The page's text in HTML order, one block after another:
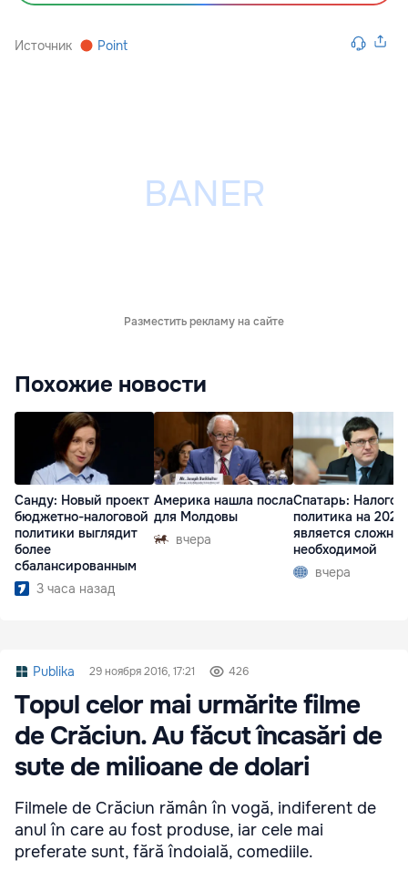
Источник Point
Разместить рекламу на сайте
Похожие новости
Санду: Новый проект
бюджетно-налоговой
политики выглядит
более
сбалансированным
3 часа назад
Америка нашла посла
для Молдовы
вчера
Спатарь:
политика на 2027
является
необходимой
вчера
Publika 29 ноября 2016, 17:21 426
Topul celor mai urmărite filme
de Crăciun. Au făcut încasări de
sute de milioane de dolari
Filmele de Crăciun rămân în vogă, indiferent de
anul în care au fost produse, iar cele mai
preferate sunt, fără îndoială, comediile.